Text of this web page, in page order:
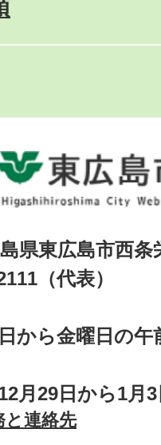
県東広島市西
（代表）
から金曜日の午
月29日から1月
と連絡先